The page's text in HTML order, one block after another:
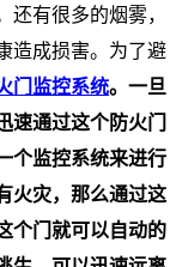
有很多的烟雾，
造成损害。为了避
门监控系统。一旦
通过这个防火门
个监控系统来进行
火灾，那么通过这
个门就可以自动的